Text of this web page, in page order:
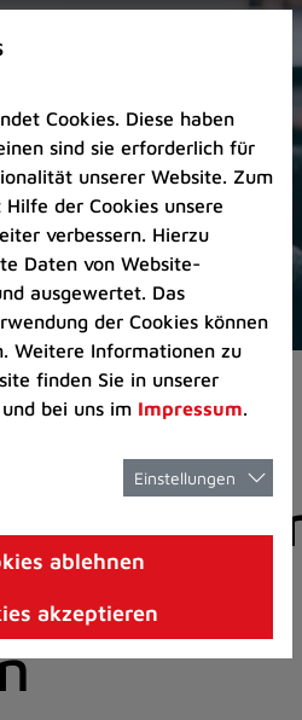
Pressemitteilungen
Cookies. Diese haben
sind sie erforderlich für
unserer Website. Zum
der Cookies unsere
verbessern. Hierzu
Daten von Website-
ausgewertet. Das
der Cookies können
Weitere Informationen zu
finden Sie in unserer
und bei uns im Impressum.
Einstellungen
ablehnen
akzeptieren